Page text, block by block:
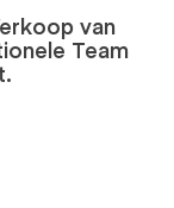
van
Team